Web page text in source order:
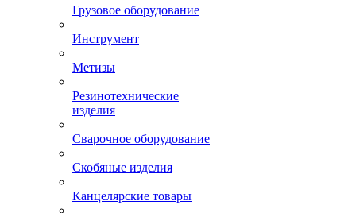
Грузовое оборудование
Инструмент
Метизы
Резинотехнические
изделия
Сварочное оборудование
Скобяные изделия
Канцелярские товары